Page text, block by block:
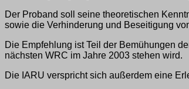
Der Proband soll seine theoretischen
sowie die Verhinderung und Beseitigung
Die Empfehlung ist Teil der Bemühungen
nächsten WRC im Jahre 2003 stehen wird.
Die IARU verspricht sich außerdem eine